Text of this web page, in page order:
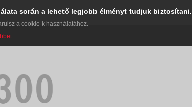
során a lehető legjobb élményt tudjuk biztosítani.
a cookie-k használatához.